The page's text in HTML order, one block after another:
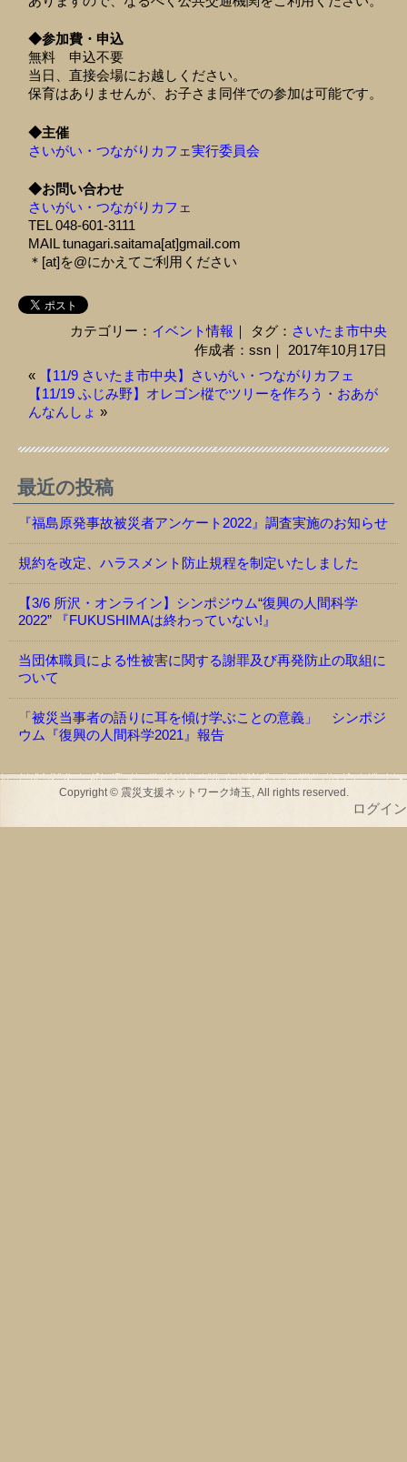
◆参加費・申込
無料 申込不要
当日、直接会場にお越しください。
保育はありませんが、お子さま同伴での参加は可能です。
◆主催
さいがい・つながりカフェ実行委員会
◆お問い合わせ
さいがい・つながりカフェ
TEL 048-601-3111
MAIL tunagari.saitama[at]gmail.com
＊[at]を@にかえてご利用ください
カテゴリー： イベント情報 ｜ タグ： さいたま市中央
作成者：ssn｜ 2017年10月17日
«
【11/9 さいたま市中央】さいがい・つながりカフェ
【11/19 ふじみ野】オレゴン樅でツリーを作ろう・おあが
んなんしょ »
最近の投稿
『福島原発事故被災者アンケート2022』調査実施のお知らせ
規約を改定、ハラスメント防止規程を制定いたしました
【3/6 所沢・オンライン】シンポジウム“復興の人間科学
2022” 『FUKUSHIMAは終わっていない!』
当団体職員による性被害に関する謝罪及び再発防止の取組に
ついて
「被災当事者の語りに耳を傾け学ぶことの意義」 シンポジ
ウム『復興の人間科学2021』報告
Copyright © 震災支援ネットワーク埼玉, All rights reserved.
ログイン